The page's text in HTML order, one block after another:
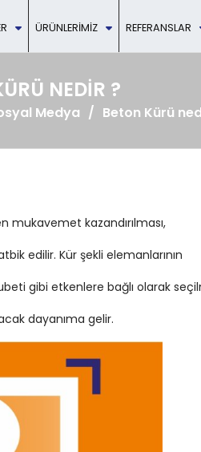
ÜRÜNLERIMIZ REFERANSLAR
NEDIR ?
Medya Beton Kürü
mukavemet kazandırılması,
edilir. Kür şekli elemanlarının
gibi etkenlere bağlı olarak
dayanıma gelir.